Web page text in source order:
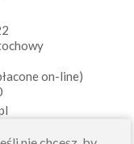
on-line)